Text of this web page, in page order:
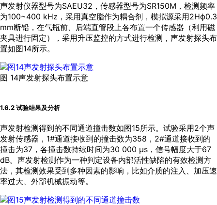
声发射仪器型号为SAEU32，传感器型号为SR150M，检测频率
为100~400 kHz，采用真空脂作为耦合剂，模拟源采用2Hϕ0.3
mm断铅，在气瓶前、后端直管段上各布置一个传感器（利用磁
夹具进行固定），采用升压监控的方式进行检测，声发射探头布
置如图14所示。
图 14声发射探头布置示意
1.6.2 试验结果及分析
声发射检测得到的不同通道撞击数如图15所示。试验采用2个声
发射传感器，1#通道接收到的撞击数为358，2#通道接收到的
撞击为37，各撞击数持续时间为30 000 μs，信号幅度大于67
dB。声发射检测作为一种判定设备内部活性缺陷的有效检测方
法，其检测效果受到多种因素的影响，比如介质的注入、加压速
率过大、外部机械振动等。